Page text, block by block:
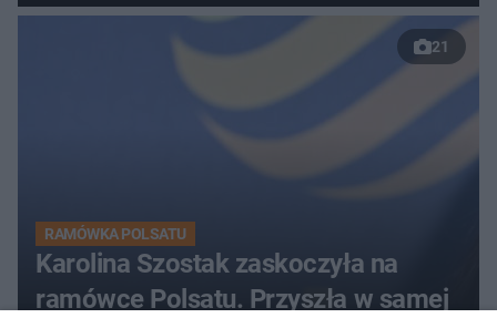
przed Karpaczem
21
RAMÓWKA POLSATU
Karolina Szostak zaskoczyła na
ramówce Polsatu. Przyszła w samej